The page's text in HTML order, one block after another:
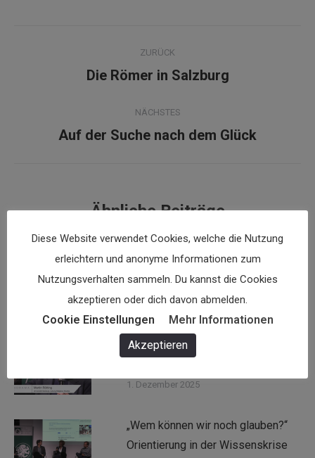
ZURÜCK
Vorheriger
Die Römer in Salzburg
NÄCHSTES
Nächster
Auf der Suche nach dem Glück
Ähnliche Beiträge
Aufstand gegen die Obrigkeit. 500
Jahre „Bauernkrieg“ in Salzburg
2. März 2026
Trend: Spiritualität. Kompass in
1. Dezember 2025
„Wem können wir noch glauben?“
Orientierung in der Wissenskrise
Diese Website verwendet Cookies, welche die Nutzung
erleichtern und anonyme Informationen zum
Nutzungsverhalten sammeln. Du kannst die Cookies
akzeptieren oder dich davon abmelden.
Cookie Einstellungen
Mehr Informationen
Akzeptieren